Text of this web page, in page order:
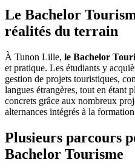
Le Bachelor
réalités du terrain
À Tunon Lille, le Bachelor
et pratique. Les étudiants y
gestion de projets touristiques,
langues étrangères, tout en étant
concrets grâce aux nombreux
alternances intégrés à la
Plusieurs parcours
Bachelor Tourisme